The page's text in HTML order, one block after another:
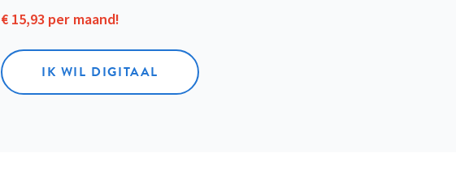
€ 15,93 per maand!
IK WIL DIGITAAL